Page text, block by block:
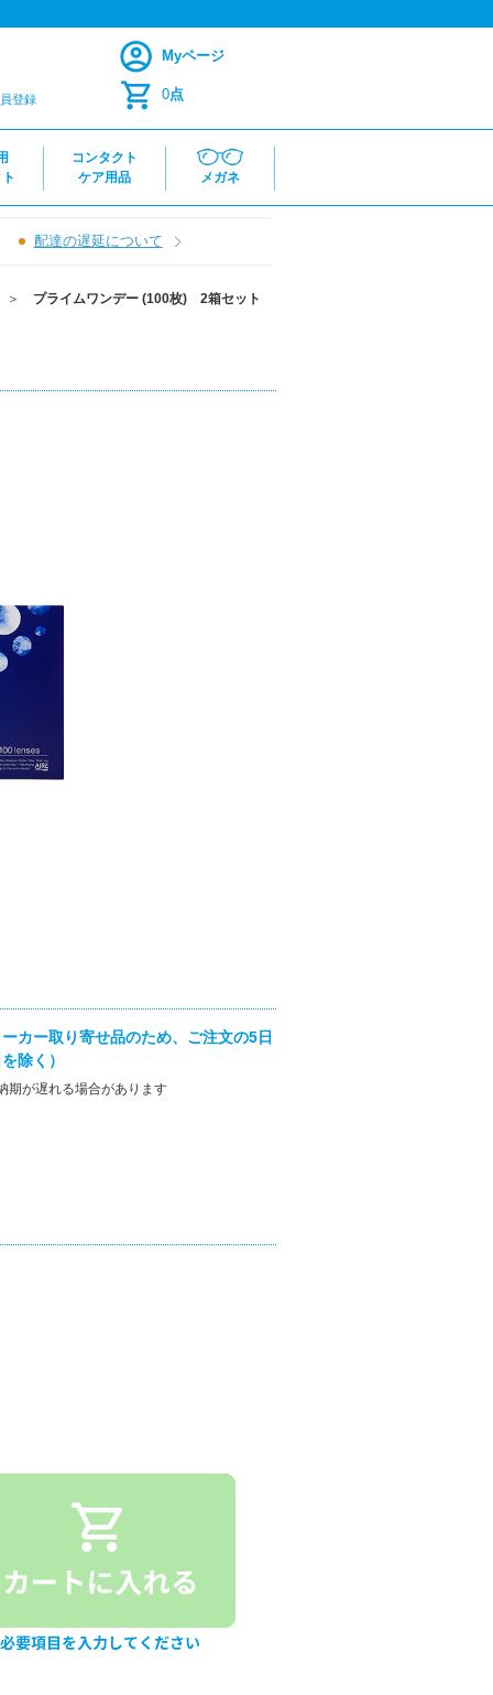
登録
Myページ
0点
コンタクト
ケア用品
メガネ
配達の遅延について
プライムワンデー (100枚) 2箱セット
カー取り寄せ品のため、ご注文の5日
除く）
期が遅れる場合があります